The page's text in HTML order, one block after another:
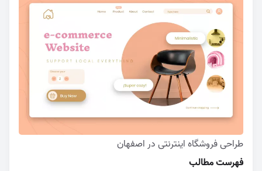
طراحی فروشگاه اینترنتی در اصفهان
فهرست مطالب